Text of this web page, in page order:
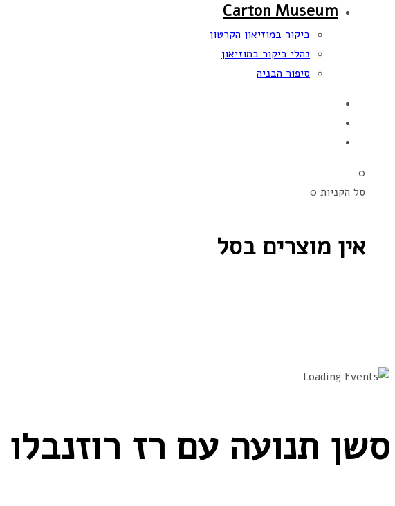
Carton Museum
ביקור במוזיאון הקרטון
נהלי ביקור במוזיאון
סיפור הבניה
0
סל הקניות 0
אין מוצרים בסל
סשן תנועה עם רז רוזנבלו